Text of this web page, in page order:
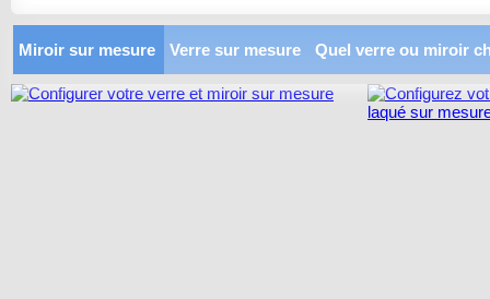
Miroir sur mesure Verre sur mesure Quel verre ou miroir